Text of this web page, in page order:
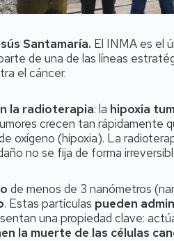
Santamaría. El INMA es el
de una de las líneas
el cáncer.
la radioterapia: la hipoxia
crecen tan rápidamente
oxígeno (hipoxia). La
no se fija de forma
de menos de 3 nanómetros
. Estas partículas pueden
una propiedad clave:
la muerte de las células